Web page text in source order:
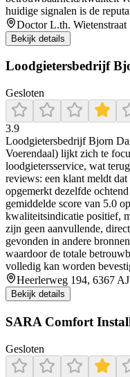
huidige signalen is de
Doctor L.th.
Bekijk details
Loodgietersbedrijf
Gesloten
3.9
Loodgietersbedrijf Bjorn
Voerendaal) lijkt zich te
loodgietersservice, wat
reviews: een klant meldt
opgemerkt dezelfde
gemiddelde score van 5.0
kwaliteitsindicatie positief,
zijn geen aanvullende,
gevonden in andere
waardoor de totale
volledig kan worden
Heerlerweg 194, 6367
Bekijk details
SARA Comfort
Gesloten